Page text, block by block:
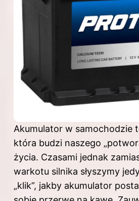
Akumulator w samochodzie
która budzi naszego
życia. Czasami jednak
warkotu silnika słyszymy
„klik”, jakby akumulator